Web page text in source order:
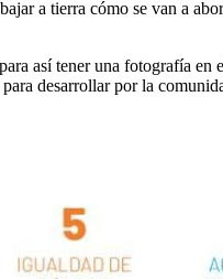
a tierra cómo se van a
así tener una fotografía en
desarrollar por la